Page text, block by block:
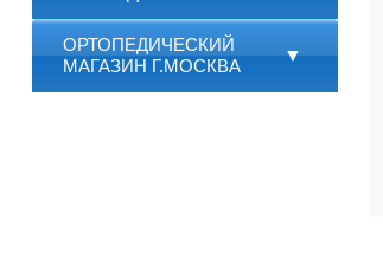
ОРТОПЕДИЧЕСКИЙ
МАГАЗИН Г.МОСКВА
▼